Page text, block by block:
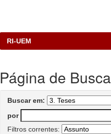
RI-UEM
Página de Busca
Buscar em:
por
Filtros correntes: